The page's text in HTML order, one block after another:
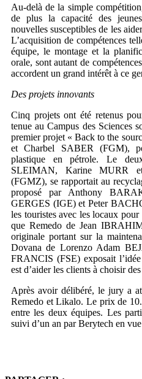
Au-delà de la simple
de plus la capacité des
nouvelles susceptibles de les
L’acquisition de compétences
équipe, le montage et la
orale, sont autant de
accordent un grand intérêt à ce
Des projets innovants
Cinq projets ont été retenus
tenue au Campus des Sciences
premier projet « Back to the
et Charbel SABER (FGM),
plastique en pétrole. Le
SLEIMAN, Karine MURR
(FGMZ), se rapportait au
proposé par Anthony
GERGES (IGE) et Peter
les touristes avec les locaux
que Remedo de Jean
originale portant sur la
Dovana de Lorenzo Adam
FRANCIS (FSE) exposait
est d’aider les clients à choisir
Après avoir délibéré, le jury a
Remedo et Likalo. Le prix de
entre les deux équipes. Les
suivi d’un an par Berytech en